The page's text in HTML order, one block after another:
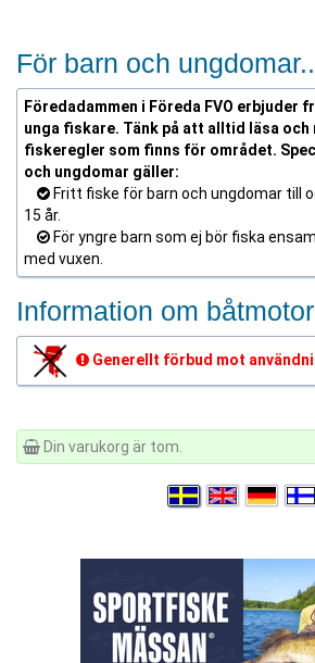
För barn och
Föredadammen i Föreda FVO erbjuder
unga fiskare. Tänk på att alltid läsa och
fiskeregler som finns för området.
och ungdomar gäller:
Fritt fiske för barn och ungdomar till
15 år.
För yngre barn som ej bör fiska
med vuxen.
Information om
Generellt förbud mot
Din varukorg är tom.